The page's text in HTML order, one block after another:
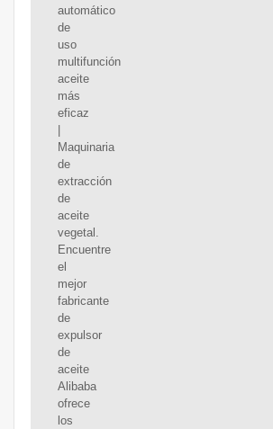
automático
de
uso
multifunción
aceite
más
eficaz
Maquinaria
de
extracción
de
aceite
vegetal.
Encuentre
el
mejor
fabricante
de
expulsor
de
aceite
Alibaba
ofrece
los